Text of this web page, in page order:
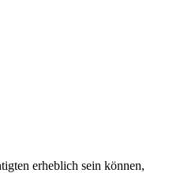
erheblich sein können,